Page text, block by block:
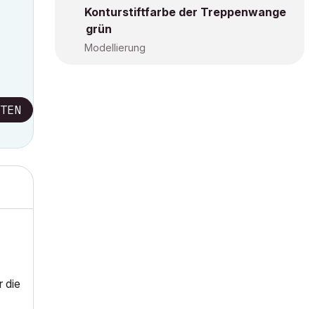
die
Konturstiftfarbe der Treppenwange
grün
Modellierung